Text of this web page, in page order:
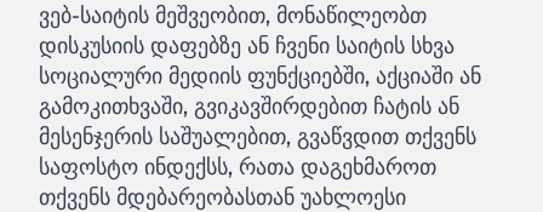
ვებ-საიტის მეშვეობით, მონაწილეობთ
დისკუსიის დაფებზე ან ჩვენი საიტის სხვა
სოციალური მედიის ფუნქციებში, აქციაში ან
გამოკითხვაში, გვიკავშირდებით ჩატის ან
მესენჯერის საშუალებით, გვაწვდით თქვენს
საფოსტო ინდექსს, რათა დაგეხმაროთ
თქვენს მდებარეობასთან უახლოესი